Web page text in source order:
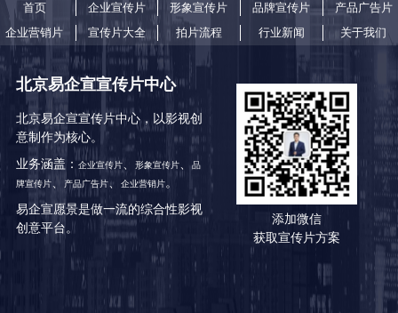
首页 企业宣传片 形象宣传片 品牌宣传片
产品广告片
企业营销片
宣传片大全 拍片流程 行业新闻 关于我们
北京易企宣宣传片中心
北京易企宣宣传片中心，以影视创
意制作为核心。
业务涵盖：企业宣传片、 形象宣传片、
品
牌宣传片、 产品广告片、 企业营销片。
易企宣愿景是做一流的综合性影视
创意平台。
添加微信
获取宣传片方案